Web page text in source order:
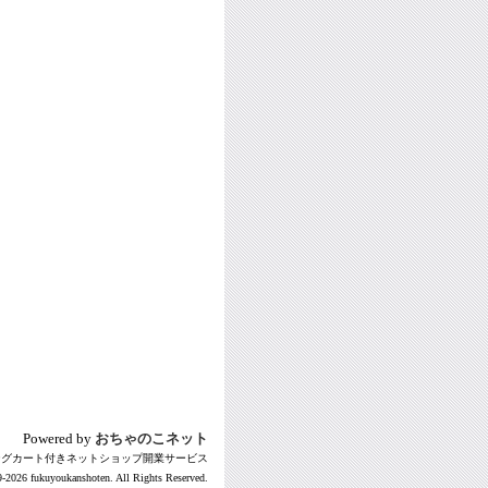
Powered by おちゃのこネット
カート付きネットショップ開業サービス
2026 fukuyoukanshoten. All Rights Reserved.